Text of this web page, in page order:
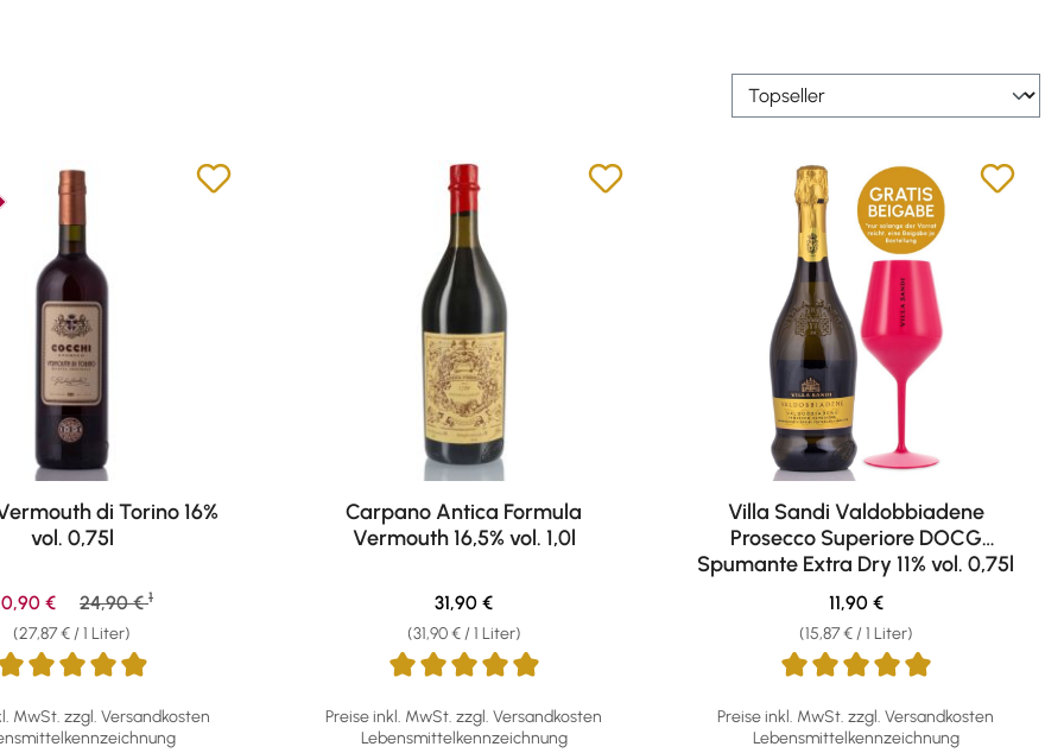
di Torino 16%
vol. 0,75l
MwSt. zzgl. Versandkosten
(27,87 € / 1 Liter)
€ Regulärer Preis:
24,90 € 1
Carpano Antica Formula
Vermouth 16,5% vol. 1,0l
Preise inkl. MwSt. zzgl. Versandkosten
Lebensmittelkennzeichnung
(31,90 € / 1 Liter)
Regulärer Preis:
31,90 €
Villa Sandi Valdobbiadene
Prosecco Superiore DOCG
Spumante Extra Dry 11% vol. 0,75l
Preise inkl. MwSt. zzgl. Versandkosten
Lebensmittelkennzeichnung
(15,87 € / 1 Liter)
Regulärer Preis:
11,90 €